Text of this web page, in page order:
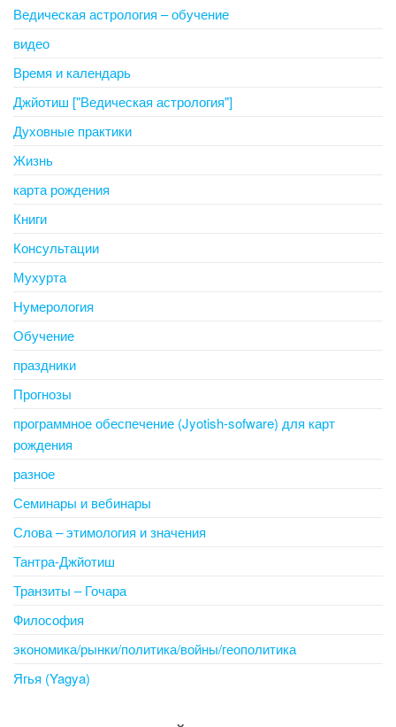
Ведическая астрология – обучение
видео
Время и календарь
Джйотиш ["Ведическая астрология"]
Духовные практики
Жизнь
карта рождения
Книги
Консультации
Мухурта
Нумерология
Обучение
праздники
Прогнозы
программное обеспечение (Jyotish-sofware) для карт
рождения
разное
Семинары и вебинары
Слова – этимология и значения
Тантра-Джйотиш
Транзиты – Гочара
Философия
экономика/рынки/политика/войны/геополитика
Ягья (Yagya)